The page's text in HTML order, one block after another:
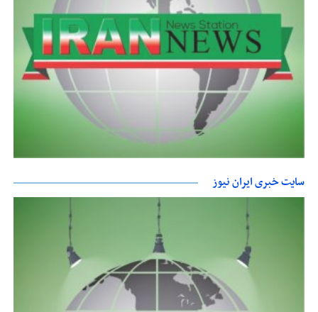
سایت خبری ایران نیوز